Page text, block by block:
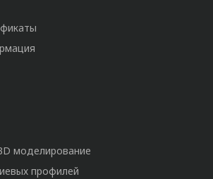
моделирование
профилей